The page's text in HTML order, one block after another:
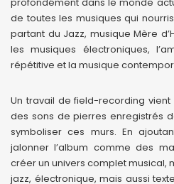
profondément dans le monde
de toutes les musiques qui
partant du Jazz, musique Mère
les musiques électroniques,
répétitive et la musique
Un travail de field-recording
des sons de pierres enregistrés
symboliser ces murs. En
jalonner l’album comme des
créer un univers complet musical,
jazz, électronique, mais aussi